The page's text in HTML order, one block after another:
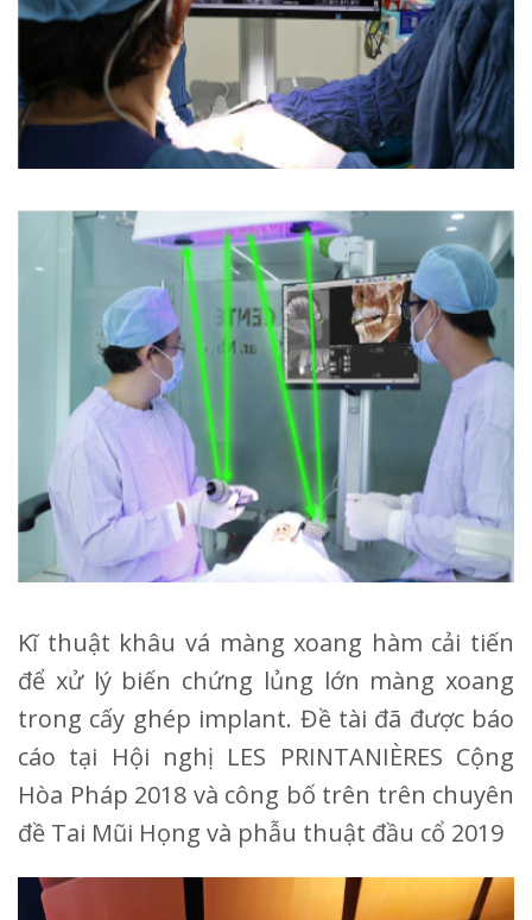
Kĩ thuật khâu vá màng xoang hàm cải tiến
để xử lý biến chứng lủng lớn màng xoang
trong cấy ghép implant. Đề tài đã được báo
cáo tại Hội nghị LES PRINTANIÈRES Cộng
Hòa Pháp 2018 và công bố trên trên chuyên
đề Tai Mũi Họng và phẫu thuật đầu cổ 2019